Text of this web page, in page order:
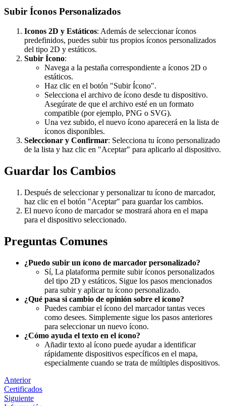
Subir Íconos Personalizados
Iconos 2D y Estáticos: Además de seleccionar íconos
predefinidos, puedes subir tus propios íconos personalizados
del tipo 2D y estáticos.
Subir Ícono:
Navega a la pestaña correspondiente a íconos 2D o
estáticos.
Haz clic en el botón "Subir Ícono".
Selecciona el archivo de ícono desde tu dispositivo.
Asegúrate de que el archivo esté en un formato
compatible (por ejemplo, PNG o SVG).
Una vez subido, el nuevo ícono aparecerá en la lista de
íconos disponibles.
Seleccionar y Confirmar: Selecciona tu ícono personalizado
de la lista y haz clic en "Aceptar" para aplicarlo al dispositivo.
Guardar los Cambios
Después de seleccionar y personalizar tu ícono de marcador,
haz clic en el botón "Aceptar" para guardar los cambios.
El nuevo ícono de marcador se mostrará ahora en el mapa
para el dispositivo seleccionado.
Preguntas Comunes
¿Puedo subir un ícono de marcador personalizado?
Sí, La plataforma permite subir íconos personalizados
del tipo 2D y estáticos. Sigue los pasos mencionados
para subir y aplicar tu ícono personalizado.
¿Qué pasa si cambio de opinión sobre el ícono?
Puedes cambiar el ícono del marcador tantas veces
como desees. Simplemente sigue los pasos anteriores
para seleccionar un nuevo ícono.
¿Cómo ayuda el texto en el ícono?
Añadir texto al ícono puede ayudar a identificar
rápidamente dispositivos específicos en el mapa,
especialmente cuando se trata de múltiples dispositivos.
Anterior
Certificados
Siguiente